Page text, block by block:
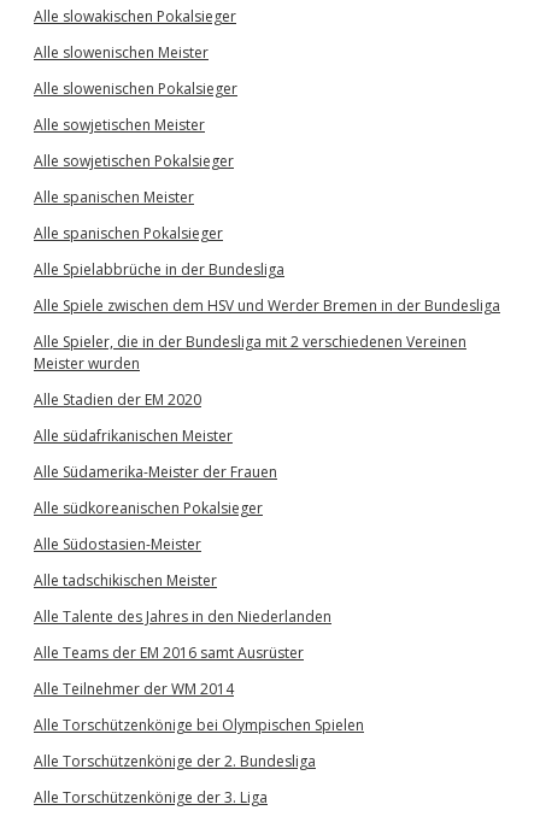
Alle slowakischen Pokalsieger
Alle slowenischen Meister
Alle slowenischen Pokalsieger
Alle sowjetischen Meister
Alle sowjetischen Pokalsieger
Alle spanischen Meister
Alle spanischen Pokalsieger
Alle Spielabbrüche in der Bundesliga
Alle Spiele zwischen dem HSV und Werder Bremen in der Bundesliga
Alle Spieler, die in der Bundesliga mit 2 verschiedenen Vereinen
Meister wurden
Alle Stadien der EM 2020
Alle südafrikanischen Meister
Alle Südamerika-Meister der Frauen
Alle südkoreanischen Pokalsieger
Alle Südostasien-Meister
Alle tadschikischen Meister
Alle Talente des Jahres in den Niederlanden
Alle Teams der EM 2016 samt Ausrüster
Alle Teilnehmer der WM 2014
Alle Torschützenkönige bei Olympischen Spielen
Alle Torschützenkönige der 2. Bundesliga
Alle Torschützenkönige der 3. Liga